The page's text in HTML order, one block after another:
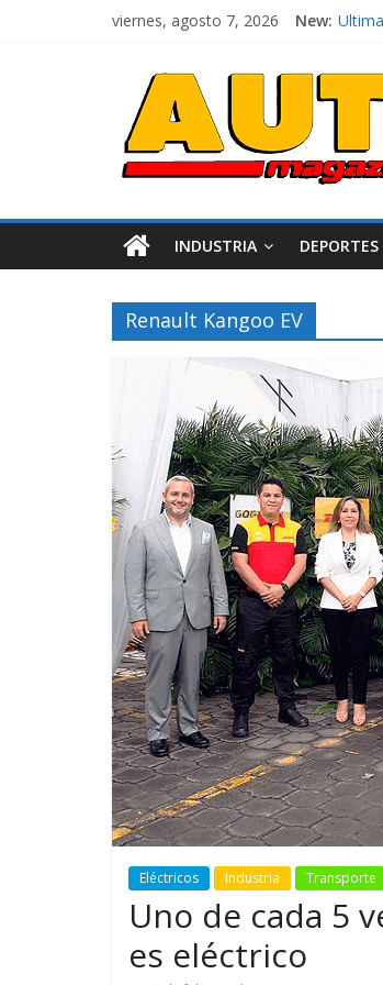
viernes, agosto 7, 2026 New: El
¿Qué
La
La
INDUSTRIA DEPORTES
Renault Kangoo EV
Eléctricos Industria Transporte
Uno de cada 5
es eléctrico
Movilidad Varios
GM reafirma su
compromiso con movilidad
más segura y conectada